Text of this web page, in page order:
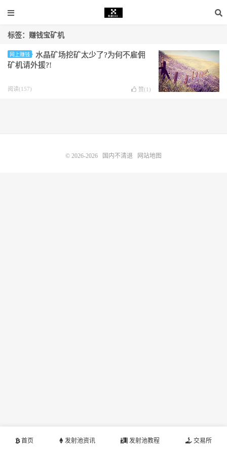
标签：赚钱宝矿机
网上赚钱
水晶矿场挖矿太少了?为何不雇佣
矿机请外援?!
阅读(157) 赞(1 )
首页 发射池资讯 发射池教程 交易所
© 2026-2026 国内不清退 网站地图